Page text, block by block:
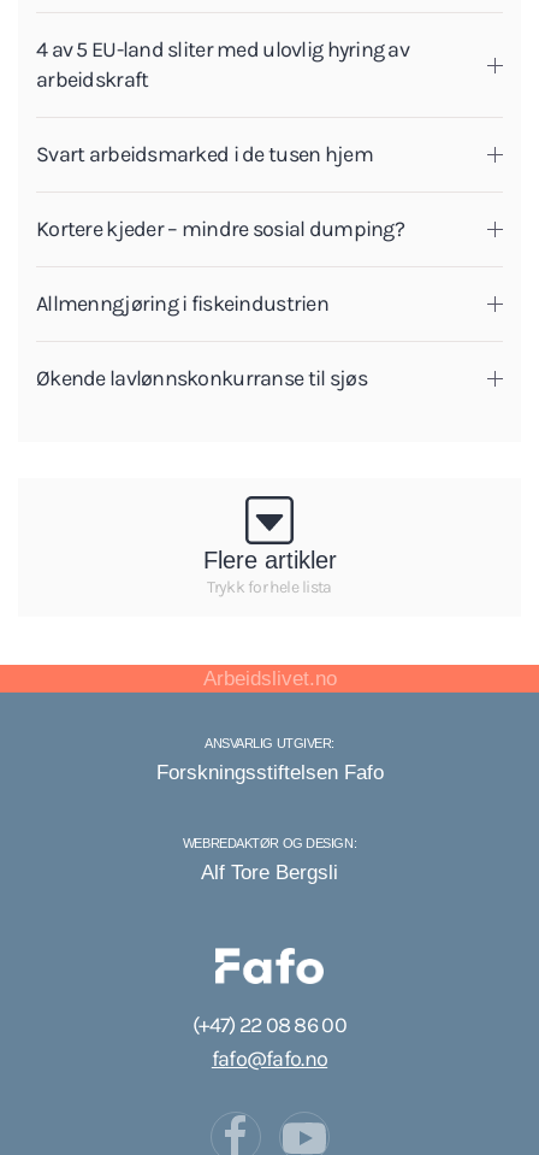
4 av 5 EU-land sliter med ulovlig hyring av
arbeidskraft
Svart arbeidsmarked i de tusen hjem
Kortere kjeder – mindre sosial dumping?
Allmenngjøring i fiskeindustrien
Økende lavlønnskonkurranse til sjøs
Flere artikler
Trykk for hele lista
Arbeidslivet.no
(+47) 22 08 86 00
fafo@fafo.no
ANSVARLIG UTGIVER:
Forskningsstiftelsen Fafo
WEBREDAKTØR OG DESIGN:
Alf Tore Bergsli